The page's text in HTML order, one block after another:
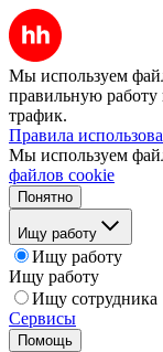
Мы используем
правильную работу
трафик.
Правила
Мы используем
файлов cookie
Понятно
Ищу работу
Ищу работу
Ищу работу
Ищу сотрудника
Сервисы
Помощь